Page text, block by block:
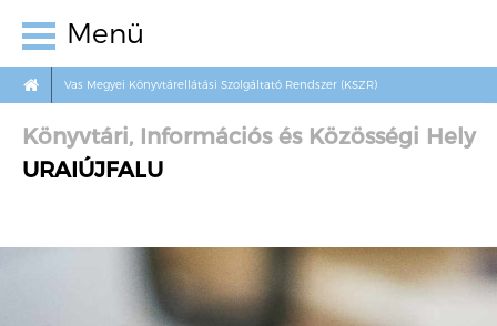
Menü
Vas Megyei Könyvtárellátási Szolgáltató Rendszer (KSZR)
Könyvtári, Információs és Közösségi Hely
URAIÚJFALU